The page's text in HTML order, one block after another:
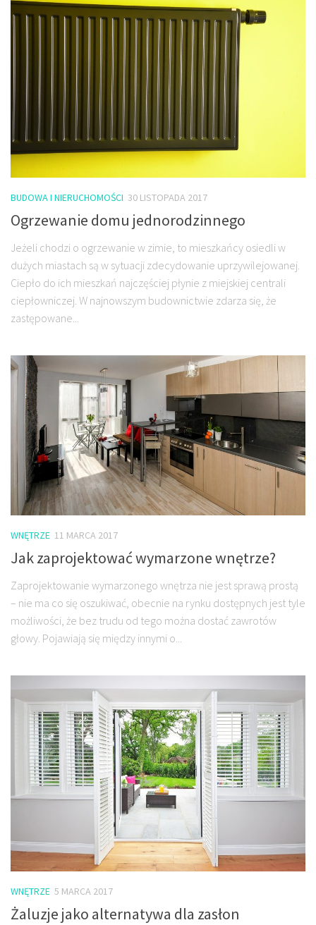
BUDOWA I NIERUCHOMOŚCI 30 LISTOPADA 2017
Ogrzewanie domu jednorodzinnego
Jeżeli chodzi o ogrzewanie w zimie, to mieszkańcy osiedli w
dużych miastach są w sytuacji zdecydowanie uprzywilejowanej.
Ciepło do ich mieszkań najczęściej płynie z miejskiej centrali
ciepłowniczej. W najnowszym budownictwie zdarza się, że
zastępowane...
WNĘTRZE 11 MARCA 2017
Jak zaprojektować wymarzone wnętrze?
Zaprojektowanie wymarzonego wnętrza nie jest sprawą prostą
– nie ma co się oszukiwać, obecnie na rynku dostępnych jest tyle
możliwości, że bez trudu od tego można dostać zawrotów
głowy. Pojawiają się między innymi o...
WNĘTRZE 5 MARCA 2017
Żaluzje jako alternatywa dla zasłon